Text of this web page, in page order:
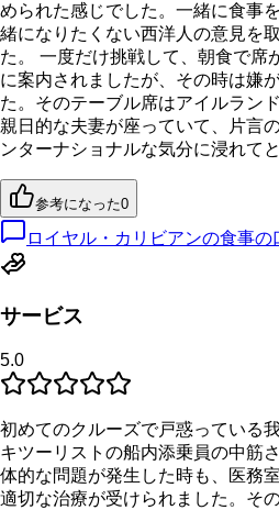
められた感じでした。一緒に食事
緒になりたくない西洋人の意見を
た。 一度だけ挑戦して、朝食で席
に案内されましたが、その時は嫌
た。そのテーブル席はアイルラン
親日的な夫妻が座っていて、片言
ンターナショナルな気分に浸れて
参考になった0
ロイヤル・カリビアンの食事の
サービス
5.0
初めてのクルーズで戸惑っている
キツーリストの船内添乗員の中筋
体的な問題が発生した時も、医務
適切な治療が受けられました。そ